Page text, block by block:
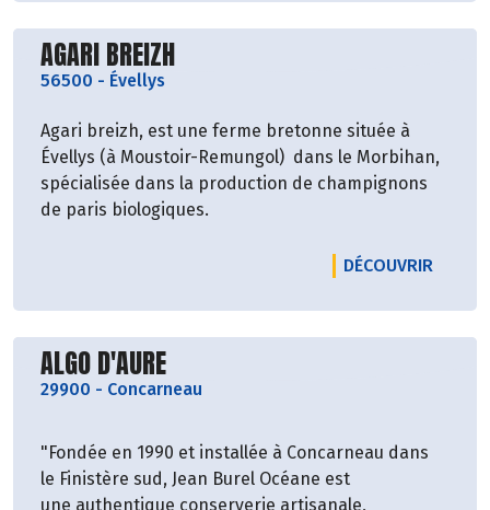
Découvrir le producteur
AGARI BREIZH
56500 - Évellys
Agari breizh, est une ferme bretonne située à
Évellys (à Moustoir-Remungol) dans le Morbihan,
spécialisée dans la production de champignons
de paris biologiques.
DÉCOUVRIR
Découvrir le producteur
ALGO D'AURE
29900 - Concarneau
"Fondée en 1990 et installée à Concarneau dans
le Finistère sud, Jean Burel Océane est
une authentique conserverie artisanale,